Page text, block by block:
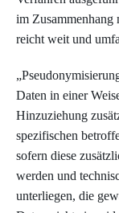
im Zusammenhang
reicht weit und
Daten in einer
Hinzuziehung
spezifischen
sofern diese
werden und
unterliegen, die